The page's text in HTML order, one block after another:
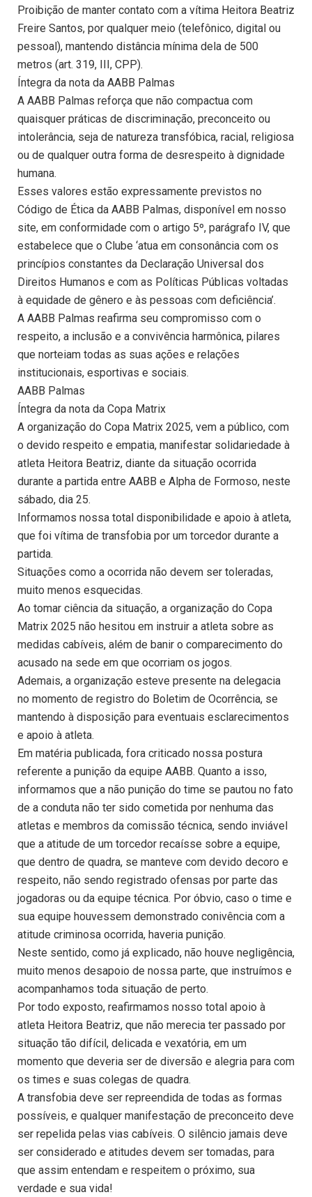
Proibição de manter contato com a vítima Heitora Beatriz
Freire Santos, por qualquer meio (telefônico, digital ou
pessoal), mantendo distância mínima dela de 500
metros (art. 319, III, CPP).
Íntegra da nota da AABB Palmas
A AABB Palmas reforça que não compactua com
quaisquer práticas de discriminação, preconceito ou
intolerância, seja de natureza transfóbica, racial, religiosa
ou de qualquer outra forma de desrespeito à dignidade
humana.
Esses valores estão expressamente previstos no
Código de Ética da AABB Palmas, disponível em nosso
site, em conformidade com o artigo 5º, parágrafo IV, que
estabelece que o Clube ‘atua em consonância com os
princípios constantes da Declaração Universal dos
Direitos Humanos e com as Políticas Públicas voltadas
à equidade de gênero e às pessoas com deficiência’.
A AABB Palmas reafirma seu compromisso com o
respeito, a inclusão e a convivência harmônica, pilares
que norteiam todas as suas ações e relações
institucionais, esportivas e sociais.
AABB Palmas
Íntegra da nota da Copa Matrix
A organização do Copa Matrix 2025, vem a público, com
o devido respeito e empatia, manifestar solidariedade à
atleta Heitora Beatriz, diante da situação ocorrida
durante a partida entre AABB e Alpha de Formoso, neste
sábado, dia 25.
Informamos nossa total disponibilidade e apoio à atleta,
que foi vítima de transfobia por um torcedor durante a
partida.
Situações como a ocorrida não devem ser toleradas,
muito menos esquecidas.
Ao tomar ciência da situação, a organização do Copa
Matrix 2025 não hesitou em instruir a atleta sobre as
medidas cabíveis, além de banir o comparecimento do
acusado na sede em que ocorriam os jogos.
Ademais, a organização esteve presente na delegacia
no momento de registro do Boletim de Ocorrência, se
mantendo à disposição para eventuais esclarecimentos
e apoio à atleta.
Em matéria publicada, fora criticado nossa postura
referente a punição da equipe AABB. Quanto a isso,
informamos que a não punição do time se pautou no fato
de a conduta não ter sido cometida por nenhuma das
atletas e membros da comissão técnica, sendo inviável
que a atitude de um torcedor recaísse sobre a equipe,
que dentro de quadra, se manteve com devido decoro e
respeito, não sendo registrado ofensas por parte das
jogadoras ou da equipe técnica. Por óbvio, caso o time e
sua equipe houvessem demonstrado conivência com a
atitude criminosa ocorrida, haveria punição.
Neste sentido, como já explicado, não houve negligência,
muito menos desapoio de nossa parte, que instruímos e
acompanhamos toda situação de perto.
Por todo exposto, reafirmamos nosso total apoio à
atleta Heitora Beatriz, que não merecia ter passado por
situação tão difícil, delicada e vexatória, em um
momento que deveria ser de diversão e alegria para com
os times e suas colegas de quadra.
A transfobia deve ser repreendida de todas as formas
possíveis, e qualquer manifestação de preconceito deve
ser repelida pelas vias cabíveis. O silêncio jamais deve
ser considerado e atitudes devem ser tomadas, para
que assim entendam e respeitem o próximo, sua
verdade e sua vida!